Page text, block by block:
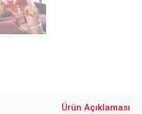
Ürün Açıklaması